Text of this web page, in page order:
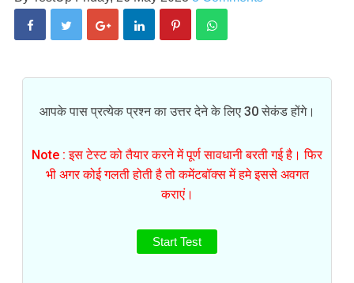
आपके पास प्रत्येक प्रश्न का उत्तर देने के लिए 30 सेकंड होंगे।
Note : इस टेस्ट को तैयार करने में पूर्ण सावधानी बरती गई है। फिर
भी अगर कोई गलती होती है तो कमेंटबॉक्स में हमे इससे अवगत
कराएं।
Start Test